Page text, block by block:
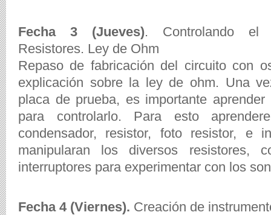
Fecha 3 (Jueves). Controlando el
Resistores. Ley de Ohm
Repaso de fabricación del circuito con
explicación sobre la ley de ohm. Una
placa de prueba, es importante
para controlarlo. Para esto
condensador, resistor, foto resistor, e
manipularan los diversos resistores,
interruptores para experimentar con los
Fecha 4 (Viernes). Creación de